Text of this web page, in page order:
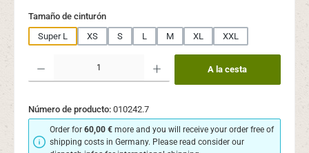
Seleccione
Tamaño de cinturón
Super L
XS S L M XL XXL
A la cesta
Número de producto: 010242.7
Order for60,00 € more and you will receive your order free of
shipping costs in Germany. Please read consider our